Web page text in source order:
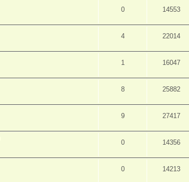
0 14553
4 22014
1 16047
8 25882
9 27417
0 14356
0 14213